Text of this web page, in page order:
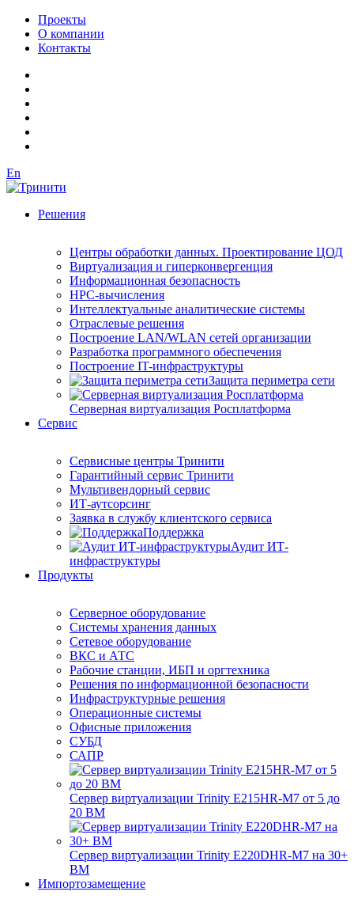
Проекты
О компании
Контакты
En
Решения
Центры обработки данных. Проектирование ЦОД
Виртуализация и гиперконвергенция
Информационная безопасность
HPC-вычисления
Интеллектуальные аналитические системы
Отраслевые решения
Построение LAN/WLAN сетей организации
Разработка программного обеспечения
Построение IT-инфраструктуры
Защита периметра сети
Серверная виртуализация Росплатформа
Сервис
Сервисные центры Тринити
Гарантийный сервис Тринити
Мультивендорный сервис
ИТ-аутсорсинг
Заявка в службу клиентского сервиса
Поддержка
Аудит ИТ-
инфраструктуры
Продукты
Серверное оборудование
Системы хранения данных
Сетевое оборудование
ВКС и АТС
Рабочие станции, ИБП и оргтехника
Решения по информационной безопасности
Инфраструктурные решения
Операционные системы
Офисные приложения
СУБД
САПР
Сервер виртуализации Trinity E215HR-M7 от 5 до
20 ВМ
Сервер виртуализации Trinity E220DHR-M7 на 30+
ВМ
Импортозамещение